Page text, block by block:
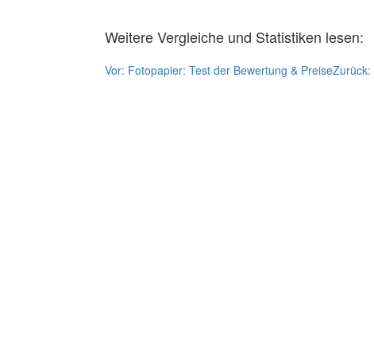
Weitere Vergleiche und Statistiken lesen:
Vor: Fotopapier: Test der Bewertung & PreiseZurück: